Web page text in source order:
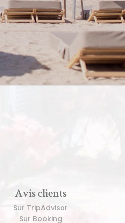
Avis clients
Sur TripAdvisor
Sur Booking